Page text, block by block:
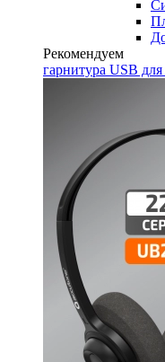
Рекомендуем
гарнитура USB для